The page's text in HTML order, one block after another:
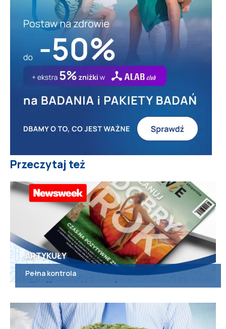
Przeczytaj też
ARTYKUŁY
Pełna kontrola